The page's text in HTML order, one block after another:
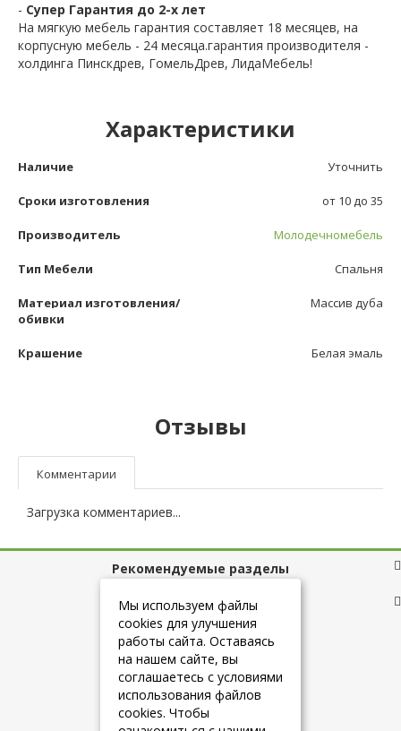
- Супер Гарантия до 2-х лет
На мягкую мебель гарантия составляет 18 месяцев, на
корпусную мебель - 24 месяца.гарантия производителя -
холдинга Пинскдрев, ГомельДрев, ЛидаМебель!
Характеристики
Наличие Уточнить
Сроки изготовления от 10 до 35
Производитель Молодечномебель
Тип Мебели Спальня
Материал изготовления/
обивки
Массив дуба
Крашение Белая эмаль
Отзывы
Комментарии
Загрузка комментариев...
Рекомендуемые разделы
Полезные ссылки
+7 (925) 084-10-60
Мы используем файлы
cookies для улучшения
работы сайта. Оставаясь
на нашем сайте, вы
соглашаетесь с условиями
использования файлов
cookies. Чтобы